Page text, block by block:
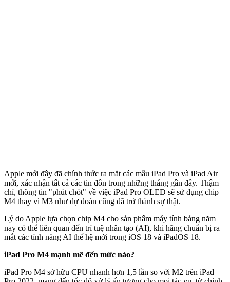
Apple mới đây đã chính thức ra mắt các mẫu iPad Pro và iPad Air
mới, xác nhận tất cả các tin đồn trong những tháng gần đây. Thậm
chí, thông tin "phút chót" về việc iPad Pro OLED sẽ sử dụng chip
M4 thay vì M3 như dự đoán cũng đã trở thành sự thật.
Lý do Apple lựa chọn chip M4 cho sản phẩm máy tính bảng năm
nay có thể liên quan đến trí tuệ nhân tạo (AI), khi hãng chuẩn bị ra
mắt các tính năng AI thế hệ mới trong iOS 18 và iPadOS 18.
iPad Pro M4 mạnh mẽ đến mức nào?
iPad Pro M4 sở hữu CPU nhanh hơn 1,5 lần so với M2 trên iPad